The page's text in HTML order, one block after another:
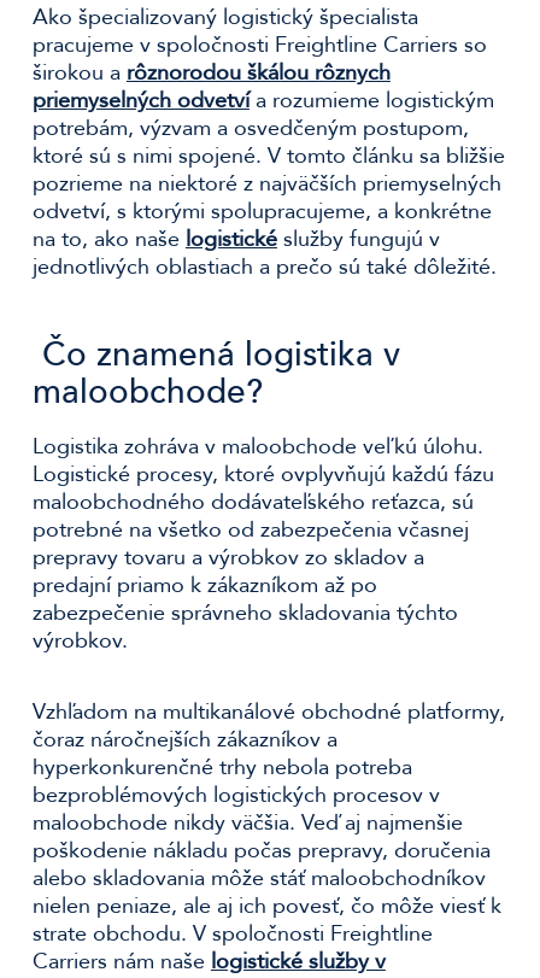
Ako špecializovaný logistický špecialista
pracujeme v spoločnosti Freightline Carriers so
širokou a rôznorodou škálou rôznych
priemyselných odvetvía rozumieme logistickým
potrebám, výzvam a osvedčeným postupom,
ktoré sú s nimi spojené. V tomto článku sa bližšie
pozrieme na niektoré z najväčších priemyselných
odvetví, s ktorými spolupracujeme, a konkrétne
na to, ako naše logistickéslužby fungujú v
jednotlivých oblastiach a prečo sú také dôležité.
Čo znamená logistika v
maloobchode?
Logistika zohráva v maloobchode veľkú úlohu.
Logistické procesy, ktoré ovplyvňujú každú fázu
maloobchodného dodávateľského reťazca, sú
potrebné na všetko od zabezpečenia včasnej
prepravy tovaru a výrobkov zo skladov a
predajní priamo k zákazníkom až po
zabezpečenie správneho skladovania týchto
výrobkov.
Vzhľadom na multikanálové obchodné platformy,
čoraz náročnejších zákazníkov a
hyperkonkurenčné trhy nebola potreba
bezproblémových logistických procesov v
maloobchode nikdy väčšia. Veď aj najmenšie
poškodenie nákladu počas prepravy, doručenia
alebo skladovania môže stáť maloobchodníkov
nielen peniaze, ale aj ich povesť, čo môže viesť k
strate obchodu. V spoločnosti Freightline
Carriers nám naše logistické služby v